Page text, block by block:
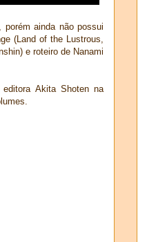
ainda não possui
(Land of the Lustrous,
e roteiro de Nanami
Akita Shoten na